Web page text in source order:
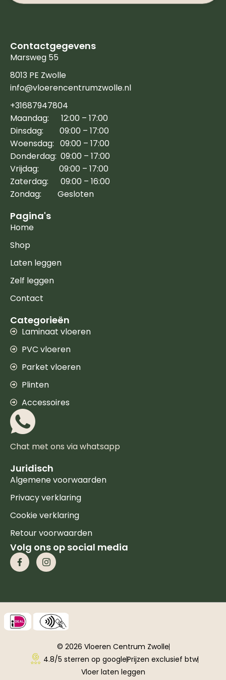
Contactgegevens
Marsweg 55
8013 PE Zwolle
info@vloerencentrumzwolle.nl
+31687947804
Maandag: 12:00 – 17:00
Dinsdag: 09:00 – 17:00
Woensdag: 09:00 – 17:00
Donderdag: 09:00 – 17:00
Vrijdag: 09:00 – 17:00
Zaterdag: 09:00 – 16:00
Zondag: Gesloten
Pagina's
Home
Shop
Laten leggen
Zelf leggen
Contact
Categorieën
Laminaat vloeren
PVC vloeren
Parket vloeren
Plinten
Accessoires
Chat met ons via whatsapp
Juridisch
Algemene voorwaarden
Privacy verklaring
Cookie verklaring
Retour voorwaarden
Volg ons op social media
© 2026 Vloeren Centrum Zwolle
4.8/5 sterren op googlePrijzen exclusief btw
Vloer laten leggen